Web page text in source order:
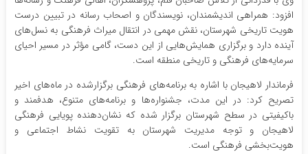
افزود: همراهی اندیشمندان، نویسندگان و اصحاب رسانه در تبیین درست
هویت تاریخی شهرستان، نقش مهمی در انتقال میراث فرهنگی به نسل‌های
آینده دارد و برگزاری همایش‌هایی از این دست، گامی مؤثر در مسیر احیای
سرمایه‌های فرهنگی و تاریخی منطقه است.
فرماندار لاهیجان با اشاره به برنامه‌های فرهنگی برگزارشده در ماه‌های اخیر
تصریح کرد: در این مدت، جشنواره‌ها و برنامه‌های متنوع، هدفمند و
باکیفیتی در سطح شهرستان برگزار شده که نشان‌دهنده پویایی فرهنگی
لاهیجان و توجه مدیریت شهرستان به تقویت نشاط اجتماعی و
هویت‌بخشی فرهنگی است.